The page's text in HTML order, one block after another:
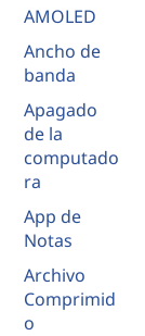
AMOLED
Ancho de
banda
Apagado
de la
computado
ra
App de
Notas
Archivo
Comprimid
o